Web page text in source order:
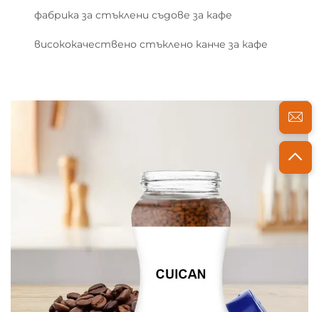
фабрика за стъклени съдове за кафе
висококачествено стъклено канче за кафе